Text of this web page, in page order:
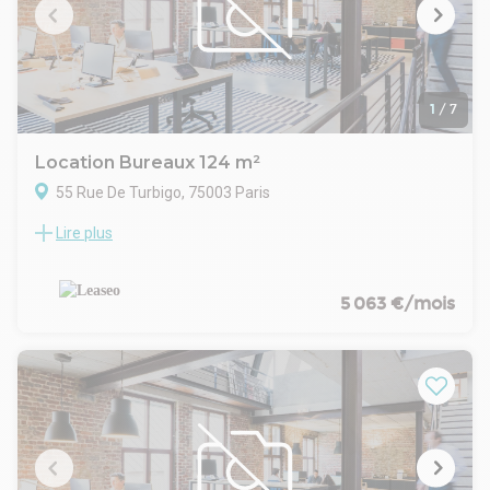
1 / 7
Location Bureaux 124 m²
55 Rue De Turbigo, 75003 Paris
ARTS ET METIERS - LEASEO vous propose à la location une
arrondissement dans un bel immeuble haussmannien à
proximité immédiate d'Arts et Métiers. Baignés de lumière et
Taxe bureaux : 21.99 € /m²/an
- Taxe foncière : 12.09 € /m²/an
.- Surface traversante aménagée en plusieurs bureaux/ salle
de réunion
- Locaux en bon état, lumineux et calmes
- Belle hauteur sous plafond
Lire plus
5 063 €/mois